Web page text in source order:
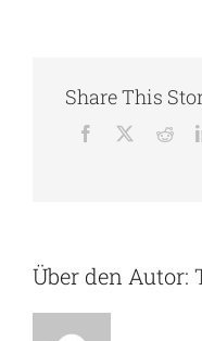
Share This
Facebook
Über den Autor: